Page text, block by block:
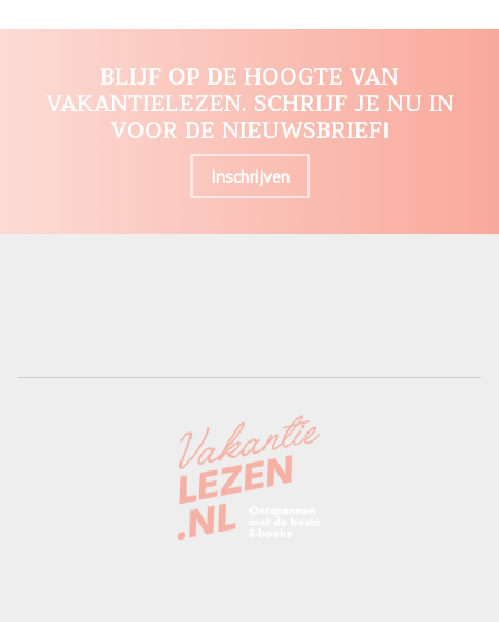
BLIJF OP DE HOOGTE VAN
VAKANTIELEZEN. SCHRIJF JE NU IN
VOOR DE NIEUWSBRIEF!
Inschrijven